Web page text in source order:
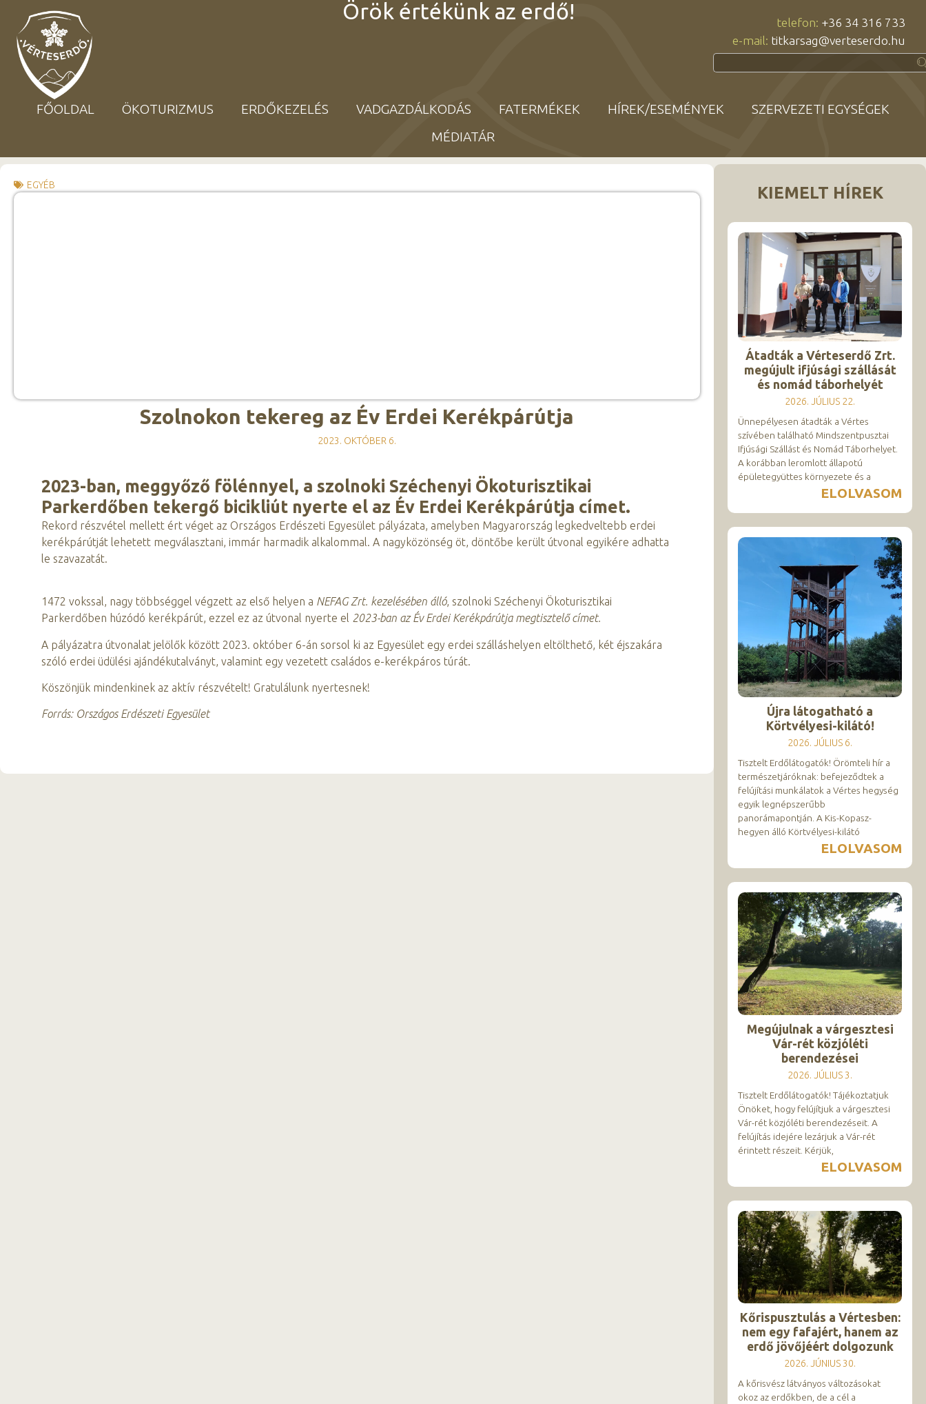
Örök értékünk az erdő! telefon: +36 34 316 733
e-mail: titkarsag@verteserdo.hu
FŐOLDAL ÖKOTURIZMUS ERDŐKEZELÉS VADGAZDÁLKODÁS FATERMÉKEK HÍREK/ESEMÉNYEK
SZERVEZETI EGYSÉGEK
MÉDIATÁR
EGYÉB
Szolnokon tekereg az Év Erdei Kerékpárútja
2023. OKTÓBER 6.
2023-ban, meggyőző fölénnyel, a szolnoki Széchenyi Ökoturisztikai
Parkerdőben tekergő bicikliút nyerte el az Év Erdei Kerékpárútja címet.
Rekord részvétel mellett ért véget az Országos Erdészeti Egyesület pályázata, amelyben Magyarország legkedveltebb erdei
kerékpárútját lehetett megválasztani, immár harmadik alkalommal. A nagyközönség öt, döntőbe került útvonal egyikére adhatta
le szavazatát.
1472 vokssal, nagy többséggel végzett az első helyen a NEFAG Zrt. kezelésében álló, szolnoki Széchenyi Ökoturisztikai
Parkerdőben húzódó kerékpárút, ezzel ez az útvonal nyerte el 2023-ban az Év Erdei Kerékpárútja megtisztelő címet.
A pályázatra útvonalat jelölők között 2023. október 6-án sorsol ki az Egyesület egy erdei szálláshelyen eltölthető, két éjszakára
szóló erdei üdülési ajándékutalványt, valamint egy vezetett családos e-kerékpáros túrát.
Köszönjük mindenkinek az aktív részvételt! Gratulálunk nyertesnek!
Forrás: Országos Erdészeti Egyesület
KIEMELT HÍREK
Átadták a Vérteserdő Zrt.
megújult ifjúsági szállását
és nomád táborhelyét
2026. JÚLIUS 22.
Ünnepélyesen átadták a Vértes
szívében található Mindszentpusztai
Ifjúsági Szállást és Nomád Táborhelyet.
A korábban leromlott állapotú
épületegyüttes környezete és a
ELOLVASOM
Újra látogatható a
Körtvélyesi-kilátó!
2026. JÚLIUS 6.
Tisztelt Erdőlátogatók! Örömteli hír a
természetjáróknak: befejeződtek a
felújítási munkálatok a Vértes hegység
egyik legnépszerűbb
panorámapontján. A Kis-Kopasz-
hegyen álló Körtvélyesi-kilátó
ELOLVASOM
Megújulnak a várgesztesi
Vár-rét közjóléti
berendezései
2026. JÚLIUS 3.
Tisztelt Erdőlátogatók! Tájékoztatjuk
Önöket, hogy felújítjuk a várgesztesi
Vár-rét közjóléti berendezéseit. A
felújítás idejére lezárjuk a Vár-rét
érintett részeit. Kérjük,
ELOLVASOM
Kőrispusztulás a Vértesben:
nem egy fafajért, hanem az
erdő jövőjéért dolgozunk
2026. JÚNIUS 30.
A kőrisvész látványos változásokat
okoz az erdőkben, de a cél a